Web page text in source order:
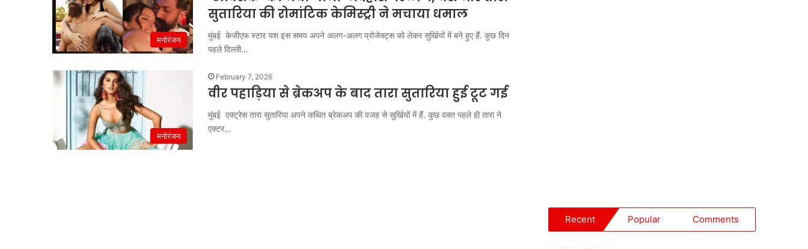
मनोरंजन
सुतारिया की रोमांटिक केमिस्ट्री ने मचाया धमाल
मुंबई केजीएफ स्टार यश इस समय अपने अलग-अलग प्रोजेक्ट्स को लेकर सुर्खियों में बने हुए हैं. कुछ दिन
पहले दिल्ली…
मनोरंजन
February 7, 2026
वीर पहाड़िया से ब्रेकअप के बाद तारा सुतारिया हुई टूट गई
मुंबई एक्ट्रेस तारा सुतारिया अपने कथित ब्रेकअप की वजह से सुर्खियों में हैं. कुछ वक्त पहले ही तारा ने
एक्टर…
Recent Popular Comments